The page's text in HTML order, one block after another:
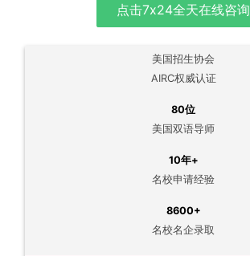
点击7x24全天在线咨询
美国招生协会
AIRC权威认证
80位
美国双语导师
10年+
名校申请经验
8600+
名校名企录取